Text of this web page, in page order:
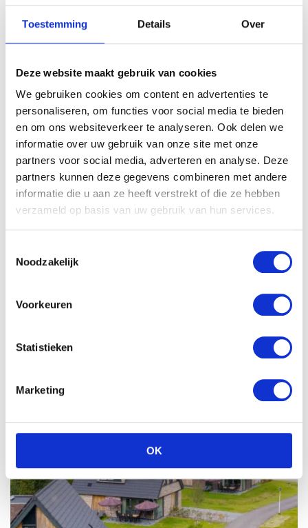
Toestemming Details Over
Deze website maakt gebruik van cookies
We gebruiken cookies om content en advertenties te
personaliseren, om functies voor social media te bieden
en om ons websiteverkeer te analyseren. Ook delen we
informatie over uw gebruik van onze site met onze
partners voor social media, adverteren en analyse. Deze
partners kunnen deze gegevens combineren met andere
informatie die u aan ze heeft verstrekt of die ze hebben
verzameld op basis van uw gebruik van hun services.
Noodzakelijk
Voorkeuren
Statistieken
Marketing
OK
WAT ZIJN DE TAKEN VAN DE VERLOSKUNDIGE
Vakantie baby
ONTDEK LANDAL